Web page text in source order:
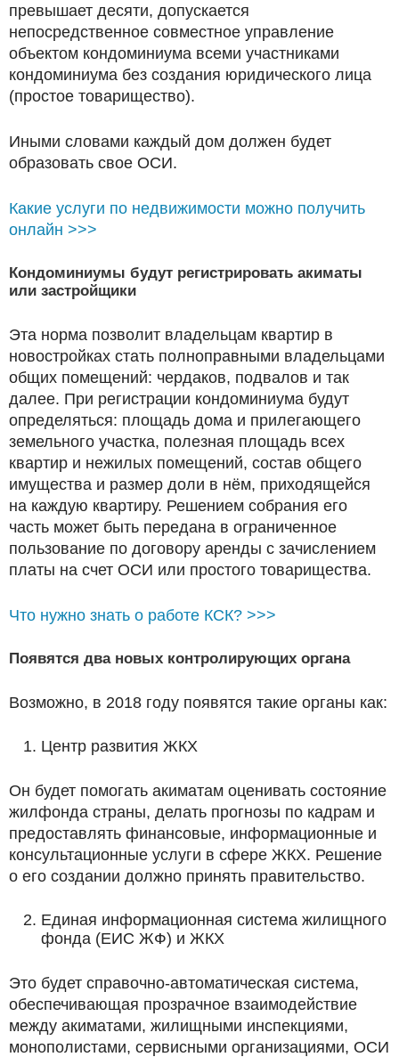
превышает десяти, допускается
непосредственное совместное управление
объектом кондоминиума всеми участниками
кондоминиума без создания юридического лица
(простое товарищество).
Иными словами каждый дом должен будет
образовать свое ОСИ.
Какие услуги по недвижимости можно получить
онлайн >>>
Кондоминиумы будут регистрировать акиматы
или застройщики
Эта норма позволит владельцам квартир в
новостройках стать полноправными владельцами
общих помещений: чердаков, подвалов и так
далее. При регистрации кондоминиума будут
определяться: площадь дома и прилегающего
земельного участка, полезная площадь всех
квартир и нежилых помещений, состав общего
имущества и размер доли в нём, приходящейся
на каждую квартиру. Решением собрания его
часть может быть передана в ограниченное
пользование по договору аренды с зачислением
платы на счет ОСИ или простого товарищества.
Что нужно знать о работе КСК? >>>
Появятся два новых контролирующих органа
Возможно, в 2018 году появятся такие органы как:
Центр развития ЖКХ
Он будет помогать акиматам оценивать состояние
жилфонда страны, делать прогнозы по кадрам и
предоставлять финансовые, информационные и
консультационные услуги в сфере ЖКХ. Решение
о его создании должно принять правительство.
Единая информационная система жилищного
фонда (ЕИС ЖФ) и ЖКХ
Это будет справочно-автоматическая система,
обеспечивающая прозрачное взаимодействие
между акиматами, жилищными инспекциями,
монополистами, сервисными организациями, ОСИ